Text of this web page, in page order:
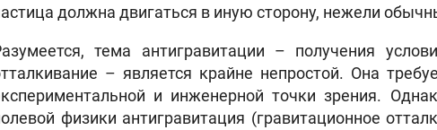
должна двигаться в иную сторону, нежели
тема антигравитации – получения
– является крайне непростой. Она
и инженерной точки зрения.
физики антигравитация (гравитационное